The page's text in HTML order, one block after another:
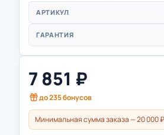
АРТИКУЛ
ГАРАНТИЯ
7 851 ₽
до235бонусов
Минимальная сумма заказа — 20 000 ₽